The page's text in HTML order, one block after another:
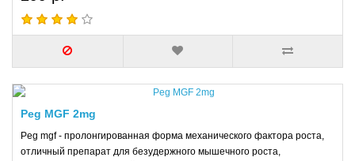
Peg MGF 2mg
Peg mgf - пролонгированная форма механического фактора роста,
отличный препарат для безудержного мышечного роста,